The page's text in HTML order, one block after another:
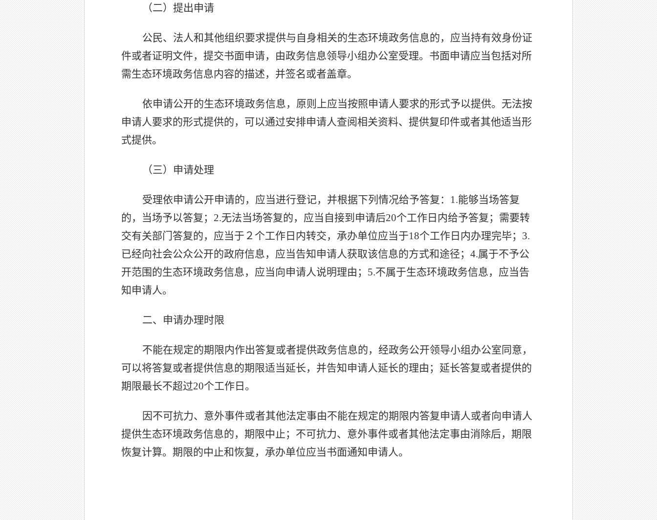
（二）提出申请
公民、法人和其他组织要求提供与自身相关的生态环境政务信息的，应当持有效身份证
件或者证明文件，提交书面申请，由政务信息领导小组办公室受理。书面申请应当包括对所
需生态环境政务信息内容的描述，并签名或者盖章。
依申请公开的生态环境政务信息，原则上应当按照申请人要求的形式予以提供。无法按
申请人要求的形式提供的，可以通过安排申请人查阅相关资料、提供复印件或者其他适当形
式提供。
（三）申请处理
受理依申请公开申请的，应当进行登记，并根据下列情况给予答复： 1.能够当场答复
的，当场予以答复； 2.无法当场答复的，应当自接到申请后20个工作日内给予答复；需要转
交有关部门答复的，应当于２个工作日内转交，承办单位应当于18个工作日内办理完毕； 3.
已经向社会公众公开的政府信息，应当告知申请人获取该信息的方式和途径； 4.属于不予公
开范围的生态环境政务信息，应当向申请人说明理由； 5.不属于生态环境政务信息，应当告
知申请人。
二、申请办理时限
不能在规定的期限内作出答复或者提供政务信息的，经政务公开领导小组办公室同意，
可以将答复或者提供信息的期限适当延长，并告知申请人延长的理由；延长答复或者提供的
期限最长不超过20个工作日。
因不可抗力、意外事件或者其他法定事由不能在规定的期限内答复申请人或者向申请人
提供生态环境政务信息的，期限中止；不可抗力、意外事件或者其他法定事由消除后，期限
恢复计算。期限的中止和恢复，承办单位应当书面通知申请人。